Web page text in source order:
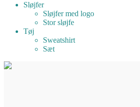
Sløjfer
Sløjfer med logo
Stor sløjfe
Tøj
Sweatshirt
Sæt